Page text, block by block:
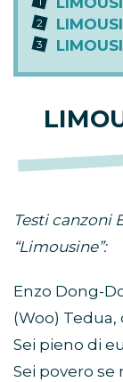
Testi canzoni
“Limousine”:
Enzo Dong-
(Woo) Tedua,
Sei pieno di
Sei povero se